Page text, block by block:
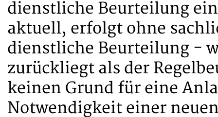
dienstliche Beurteilung
aktuell, erfolgt ohne
dienstliche Beurteilung -
zurückliegt als der
keinen Grund für eine
Notwendigkeit einer